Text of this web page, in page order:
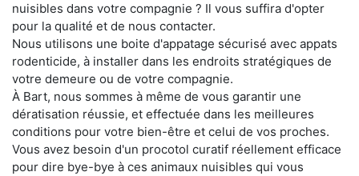
nuisibles dans votre compagnie ? Il vous suffira d'opter
pour la qualité et de nous contacter.
Nous utilisons une boite d'appatage sécurisé avec appats
rodenticide, à installer dans les endroits stratégiques de
votre demeure ou de votre compagnie.
À Bart, nous sommes à même de vous garantir une
dératisation réussie, et effectuée dans les meilleures
conditions pour votre bien-être et celui de vos proches.
Vous avez besoin d'un procotol curatif réellement efficace
pour dire bye-bye à ces animaux nuisibles qui vous